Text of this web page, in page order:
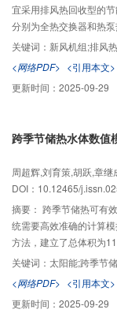
宜采用排风热回收型的
分别为全热交换器和热
要围绕全热交换器构建
制，且排风热回收的概
组个体表现，未考虑其
文章力图明晰新风机组
系统的综合能效评价方
关键词： 新风机组;排风
<网络PDF> <引用本文>
更新时间： 2025-09-29
跨季节储热水体数值
周超辉,刘育策,胡跃,章
DOI：10.12465/
摘要： 跨季节储热可有
统需要高效准确的计算
方法，建立了总体积为
统的运行。该模型分别
和土壤温度场，通过水
方面验证数值仿真模型
了验证，结果表明：所
砂箱实验台5个水体分
关键词： 太阳能;跨季节
<网络PDF> <引用本文>
更新时间： 2025-09-29